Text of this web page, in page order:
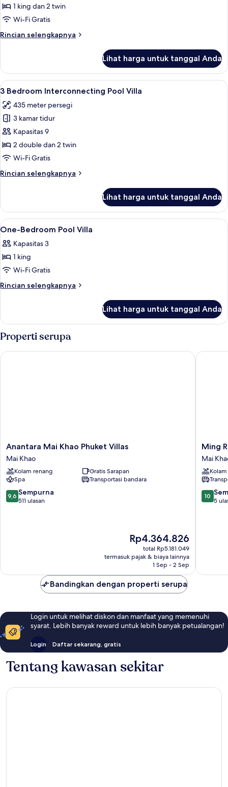
Bedroom
Pool
1 king dan 2 twin
Wi-Fi Gratis
Rincian selengkapnya
Rincian
2
Bedroom
Pool
Lihat harga untuk tanggal Anda
Lihat
semua
foto
untuk
3
Bedroom
Interconnecting
Villa
Brankas, meja kerja, ruang kerja
9
3 Bedroom Interconnecting Pool Villa
435 meter persegi
3 kamar tidur
Kapasitas 9
2 double dan 2 twin
Wi-Fi Gratis
Rincian selengkapnya
Rincian
3
Bedroom
Interconnecting
Villa
Lihat harga untuk tanggal Anda
Lihat
semua
foto
untuk
One-
Bedroom
Brankas, meja kerja, ruang kerja
4
One-Bedroom Pool Villa
Kapasitas 3
1 king
Wi-Fi Gratis
Rincian selengkapnya
Rincian
One-
Bedroom
Pool
Villa
Lihat harga untuk tanggal Anda
Properti serupa
Anantara
Mai
Khao
Phuket
Villas
Mai
Khao
Anantara Mai Khao Phuket Villas
Mai Khao
Kolam renang
Gratis Sarapan
Spa
Transportasi bandara
9.6
dari
9,6 Sempurna
511 ulasan
Harga
sekarang
Rp4.364.826
Rp4.364.826
total Rp5.181.049
termasuk pajak & biaya lainnya
1 Sep - 2 Sep
Anantara Mai Khao Phuket Villas
Ming
Resort
Phuket
Mai
Khao
Ming
Mai
10.0
dari
10
5
Ming
Bandingkan dengan properti serupa
Login untuk melihat diskon dan manfaat yang memenuhi
syarat. Lebih banyak reward untuk lebih banyak petualangan!
Login Daftar sekarang, gratis
Tentang kawasan sekitar